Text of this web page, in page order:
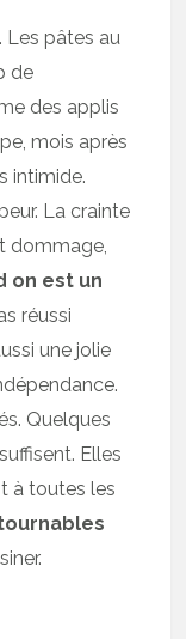
Les pâtes au
de
des applis
mois après
intimide.
La crainte
dommage,
on est un
réussi
une jolie
Quelques
suffisent. Elles
à toutes les